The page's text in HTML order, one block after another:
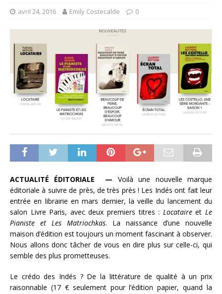
avril 24, 2016 Emily Costecalde 0
ACTUALITÉ ÉDITORIALE — Voilà une nouvelle marque
éditoriale à suivre de près, de très près ! Les Indés ont fait leur
entrée en librairie en mars dernier, la veille du lancement du
salon Livre Paris, avec deux premiers titres : LocataireetLe
Pianiste et Les Matriochkas. La naissance d’une nouvelle
maison d’édition est toujours un moment fascinant à observer.
Nous allons donc tâcher de vous en dire plus sur celle-ci, qui
semble des plus prometteuses.
Le crédo des Indés ? De la littérature de qualité à un prix
raisonnable (17 € seulement pour l’édition papier, quand la